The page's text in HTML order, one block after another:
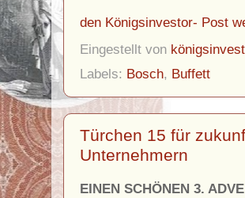
den Königsinvestor- Post
Eingestellt von
Labels: Bosch, Buffett
Türchen 15 für
Unternehmern
EINEN SCHÖNEN 3.